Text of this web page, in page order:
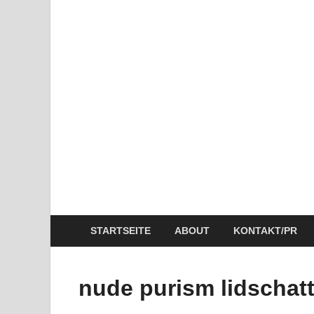
STARTSEITE ABOUT KONTAKT/PR
nude purism